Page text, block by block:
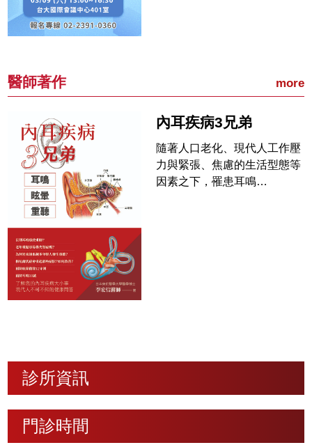
醫師著作 more
內耳疾病3兄弟
隨著人口老化、現代人工作壓
力與緊張、焦慮的生活型態等
因素之下，罹患耳鳴…
診所資訊
門診時間